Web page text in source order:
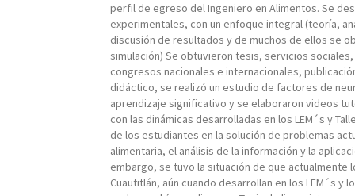
perfil de egreso del Ingeniero en Alimentos. Se
experimentales, con un enfoque integral (teoría,
discusión de resultados y de muchos de ellos se
simulación) Se obtuvieron tesis, servicios
congresos nacionales e internacionales,
didáctico, se realizó un estudio de factores de
aprendizaje significativo y se elaboraron videos
con las dinámicas desarrolladas en los LEM´s y
de los estudiantes en la solución de problemas
alimentaria, el análisis de la información y la
embargo, se tuvo la situación de que actualmente
Cuautitlán, aún cuando desarrollan en los LEM´s y